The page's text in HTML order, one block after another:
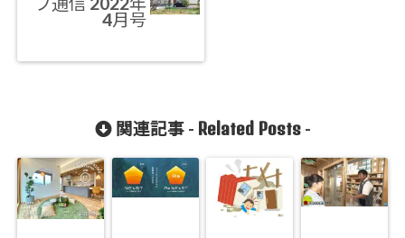
4月号
関連記事 - Related Posts-